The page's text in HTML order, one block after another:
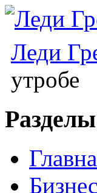
Леди
утробе
Разделы